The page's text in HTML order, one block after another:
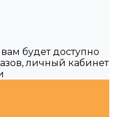
будет доступно
личный кабинет